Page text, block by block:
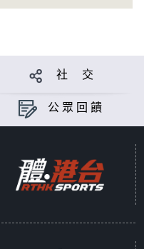
社 交
公眾回饋